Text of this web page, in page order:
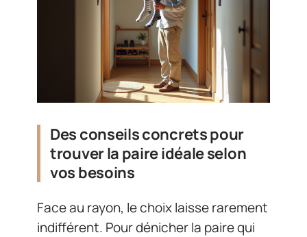
Des conseils concrets pour
trouver la paire idéale selon
vos besoins
Face au rayon, le choix laisse rarement
indifférent. Pour dénicher la paire qui